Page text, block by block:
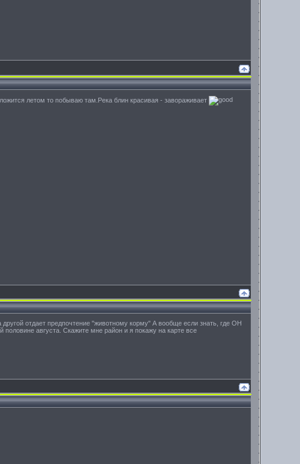
летом то побываю там.Река блин красивая - завораживает
отдает предпочтение "животному корму" А вообще если знать, где ОН
августа. Скажите мне район и я покажу на карте все